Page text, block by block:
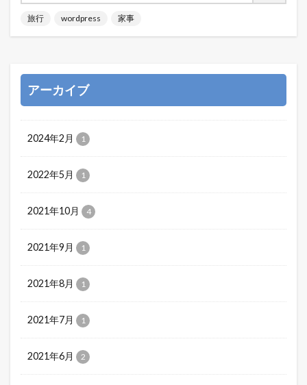
旅行 wordpress 家事
アーカイブ
2024年2月 1
2022年5月 1
2021年10月 4
2021年9月 1
2021年8月 1
2021年7月 1
2021年6月 2